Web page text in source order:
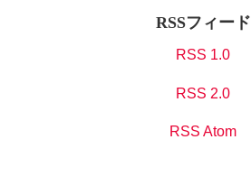
RSSフィード
RSS 1.0
RSS 2.0
RSS Atom